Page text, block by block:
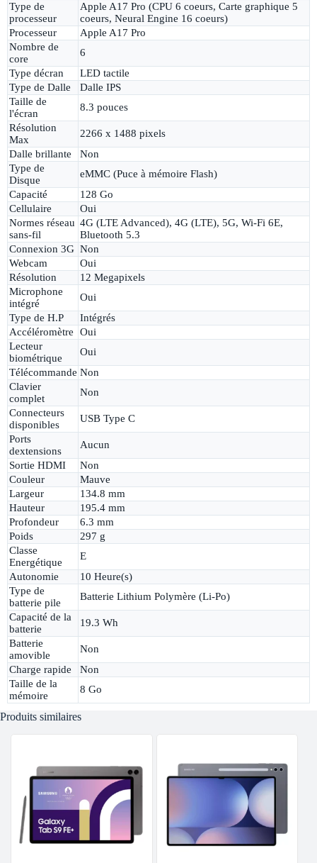
Type de
processeur
Apple A17 Pro (CPU 6 coeurs, Carte graphique 5
coeurs, Neural Engine 16 coeurs)
Processeur
Apple A17 Pro
Nombre de
core
6
Type décran
LED tactile
Type de Dalle
Dalle IPS
Taille de
l'écran
8.3 pouces
Résolution
Max
2266 x 1488 pixels
Dalle brillante
Non
Type de
Disque
eMMC (Puce à mémoire Flash)
Capacité
128 Go
Cellulaire
Oui
Normes réseau
sans-fil
4G (LTE Advanced), 4G (LTE), 5G, Wi-Fi 6E,
Bluetooth 5.3
Connexion 3G Non
Webcam
Oui
Résolution
12 Megapixels
Microphone
intégré
Oui
Type de H.P
Intégrés
Accéléromètre
Oui
Lecteur
biométrique
Oui
Télécommande Non
Clavier
complet
Non
Connecteurs
disponibles
USB Type C
Ports
dextensions
Aucun
Sortie HDMI
Non
Couleur
Mauve
Largeur
134.8 mm
Hauteur
195.4 mm
Profondeur
6.3 mm
Poids
297 g
Classe
Energétique
E
Autonomie
10 Heure(s)
Type de
batterie pile
Batterie Lithium Polymère (Li-Po)
Capacité de la
batterie
19.3 Wh
Batterie
amovible
Non
Charge rapide
Non
Taille de la
mémoire
8 Go
Produits similaires